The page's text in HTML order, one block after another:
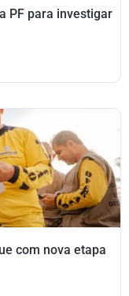
PF para investigar
com nova etapa